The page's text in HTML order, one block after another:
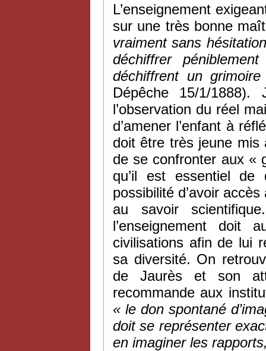
L’enseignement
sur une très bonne
vraiment sans
déchiffrer
déchiffrent un grimoire
Dépêche 15/1/
l’observation du réel
d’amener l’enfant à
doit être très jeune mis
de se confronter aux «
qu’il est essentiel
possibilité d’avoir
au savoir
l’enseignement doit
civilisations afin de lui
sa diversité. On
de Jaurès et son
recommande aux
« le don spontané
doit se représenter
en imaginer les